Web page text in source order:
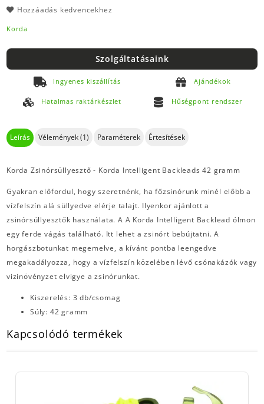
Hozzáadás kedvencekhez
Korda
Szolgáltatásaink
Ingyenes kiszállítás Ajándékok
Hatalmas raktárkészlet Hűségpont rendszer
Leírás Vélemények (1) Paraméterek Értesítések
Korda Zsinórsüllyesztő - Korda Intelligent Backleads 42 gramm
Gyakran előfordul, hogy szeretnénk, ha főzsinórunk minél előbb a
vízfelszín alá süllyedve elérje talajt. Ilyenkor ajánlott a
zsinórsüllyesztők használata. A A Korda Intelligent Backlead ólmon
egy ferde vágás található. Itt lehet a zsinórt bebújtatni. A
horgászbotunkat megemelve, a kívánt pontba leengedve
megakadályozza, hogy a vízfelszín közelében lévő csónakázók vagy
vizinövényzet elvigye a zsinórunkat.
Kiszerelés: 3 db/csomag
Súly: 42 gramm
Kapcsolódó termékek